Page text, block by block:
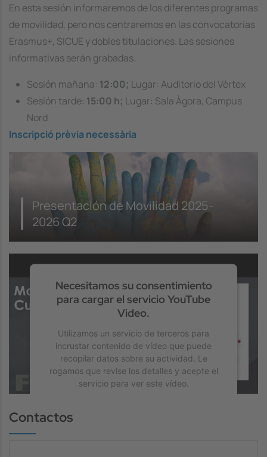
powered byUsercentrics Consent
Management Platform
En esta sesión informaremos de los diferentes programas
de movilidad, pero nos centraremos en las convocatorias
Erasmus+, SICUE y dobles titulaciones. Las sesiones
informativas serán grabadas.
Sesión mañana: 12:00; Lugar: Auditorio del Vèrtex
Sesión tarde: 15:00 h; Lugar: Sala Àgora, Campus
Nord
Inscripció prèvia necessària
Presentación de Movilidad 2025-
2026 Q2
Necesitamos su consentimiento
para cargar el servicio YouTube
Video.
Utilizamos un servicio de terceros para
incrustar contenido de vídeo que puede
recopilar datos sobre su actividad. Le
rogamos que revise los detalles y acepte el
servicio para ver este vídeo.
Contactos